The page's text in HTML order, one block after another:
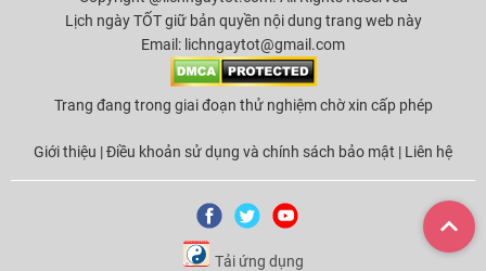
Lịch ngày TỐT giữ bản quyền nội dung trang web này
Email: lichngaytot@gmail.com
Trang đang trong giai đoạn thử nghiệm chờ xin cấp phép
Giới thiệu |Điều khoản sử dụng và chính sách bảo mật | Liên hệ
Tải ứng dụng